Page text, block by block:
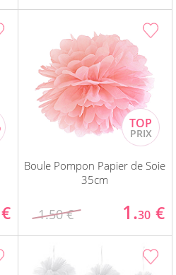
€
Boule Pompon Papier de Soie
35cm
1.50 € 1.30 €